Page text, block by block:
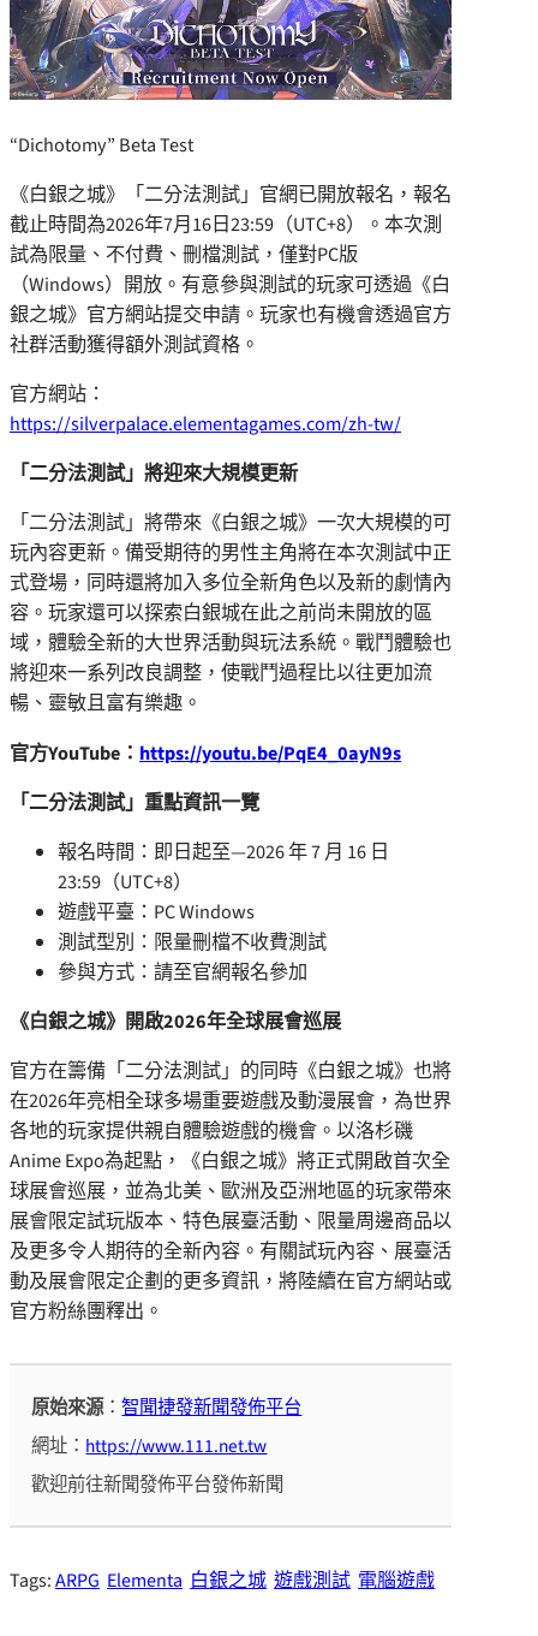
“Dichotomy” Beta Test
《白銀之城》「二分法測試」官網已開放報名，報名
截止時間為2026年7月16日23:59（UTC+8）。本次測
試為限量、不付費、刪檔測試，僅對PC版
（Windows）開放。有意參與測試的玩家可透過《白
銀之城》官方網站提交申請。玩家也有機會透過官方
社群活動獲得額外測試資格。
官方網站：
https://silverpalace.elementagames.com/zh-tw/
「二分法測試」將迎來大規模更新
「二分法測試」將帶來《白銀之城》一次大規模的可
玩內容更新。備受期待的男性主角將在本次測試中正
式登場，同時還將加入多位全新角色以及新的劇情內
容。玩家還可以探索白銀城在此之前尚未開放的區
域，體驗全新的大世界活動與玩法系統。戰鬥體驗也
將迎來一系列改良調整，使戰鬥過程比以往更加流
暢、靈敏且富有樂趣。
官方YouTube ： https://youtu.be/PqE4_0ayN9s
「二分法測試」重點資訊一覽
報名時間：即日起至—2026 年 7 月 16 日
23:59（UTC+8）
遊戲平臺：PC Windows
測試型別：限量刪檔不收費測試
參與方式：請至官網報名參加
《白銀之城》開啟2026年全球展會巡展
官方在籌備「二分法測試」的同時《白銀之城》也將
在2026年亮相全球多場重要遊戲及動漫展會，為世界
各地的玩家提供親自體驗遊戲的機會。以洛杉磯
Anime Expo為起點，《白銀之城》將正式開啟首次全
球展會巡展，並為北美、歐洲及亞洲地區的玩家帶來
展會限定試玩版本、特色展臺活動、限量周邊商品以
及更多令人期待的全新內容。有關試玩內容、展臺活
動及展會限定企劃的更多資訊，將陸續在官方網站或
官方粉絲團釋出。
原始來源：智聞捷發新聞發佈平台
網址： https://www.111.net.tw
歡迎前往新聞發佈平台發佈新聞
Tags:ARPG Elementa 白銀之城 遊戲測試 電腦遊戲